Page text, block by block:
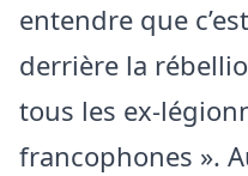
entendre que
derrière la
tous les ex-
francophones ».